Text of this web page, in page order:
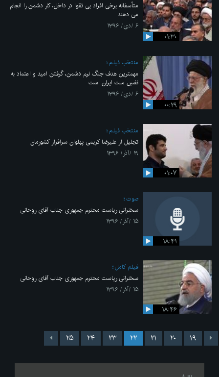
۰۱:۳۰
متأسفانه برخی افراد بی تقوا در داخل، کار دشمن را انجام
می دهند
۶ /دی/ ۱۳۹۶
۰۰:۲۹
منتخب فیلم
مهمترین هدف جنگ نرم دشمن، گرفتن امید و اعتماد به
نفسِ ملت ایران است
۶ /دی/ ۱۳۹۶
۰۱:۰۷
منتخب فیلم
تجلیل از علیرضا کریمی پهلوان سرافراز کشورمان
۱۹ /آذر/ ۱۳۹۶
۱۸:۴۱
صوت
سخنرانی ریاست محترم جمهوری جناب آقای روحانی
۱۵ /آذر/ ۱۳۹۶
۱۸:۴۶
فیلم کامل
سخنرانی ریاست محترم جمهوری جناب آقای روحانی
۱۵ /آذر/ ۱۳۹۶
۱۹ ۲۰ ۲۱ ۲۲ ۲۳ ۲۴ ۲۵